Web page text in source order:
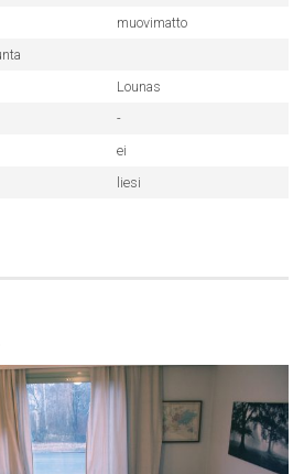
muovimatto
Lounas
-
ei
liesi